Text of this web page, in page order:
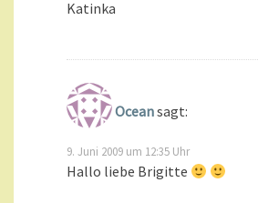
Katinka
Oceansagt:
9. Juni 2009 um 12:35 Uhr
Hallo liebe Brigitte